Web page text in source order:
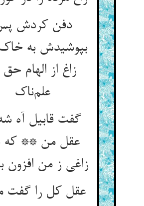
دفن کردش
بپوشیدش به
زاغ از الهام حق
علم‌ناک
گفت قابیل آه
عقل من ** که
زاغی ز من افزون
عقل کل را گفت